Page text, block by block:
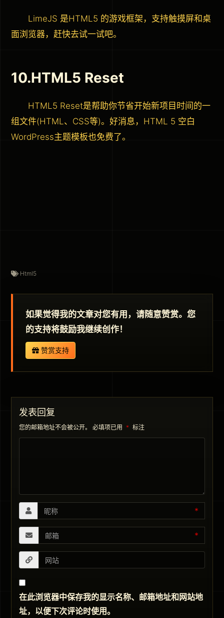
LimeJS 是HTML5 的游戏框架，支持触摸屏和桌
面浏览器，赶快去试一试吧。
10.HTML5 Reset
HTML5 Reset是帮助你节省开始新项目时间的一
组文件(HTML、CSS等)。好消息，HTML 5 空白
WordPress主题模板也免费了。
Html5
如果觉得我的文章对您有用，请随意赞赏。您
的支持将鼓励我继续创作！
赞赏支持
发表回复
您的邮箱地址不会被公开。 必填项已用 * 标注
*
*
在此浏览器中保存我的显示名称、邮箱地址和网站地
址，以便下次评论时使用。